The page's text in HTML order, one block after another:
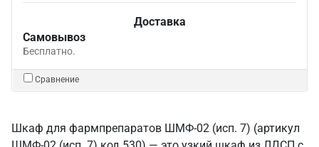
Доставка
Самовывоз
Бесплатно.
Сравнение
Шкаф для фармпрепаратов ШМФ-02 (исп. 7) (артикул